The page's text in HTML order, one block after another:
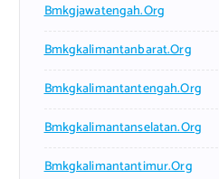
Bmkgjawatengah.org
Bmkgkalimantanbarat.org
Bmkgkalimantantengah.org
Bmkgkalimantanselatan.org
Bmkgkalimantantimur.org